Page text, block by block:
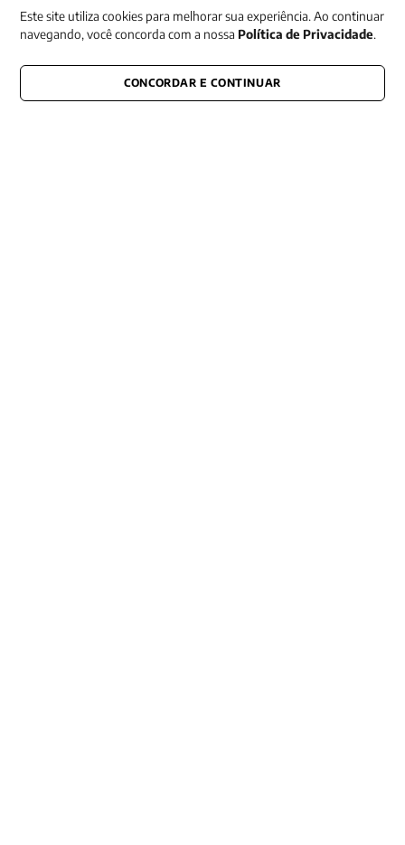
CONECTE-SE CONOSCO
Este site utiliza cookies para melhorar sua experiência. Ao continuar
navegando, você concorda com a nossa Política de Privacidade.
CONCORDAR E CONTINUAR